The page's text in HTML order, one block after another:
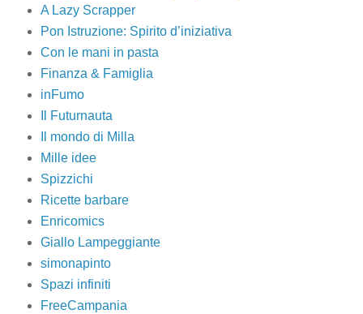
A Lazy Scrapper
Pon Istruzione: Spirito d’iniziativa
Con le mani in pasta
Finanza & Famiglia
inFumo
Il Futurnauta
Il mondo di Milla
Mille idee
Spizzichi
Ricette barbare
Enricomics
Giallo Lampeggiante
simonapinto
Spazi infiniti
FreeCampania